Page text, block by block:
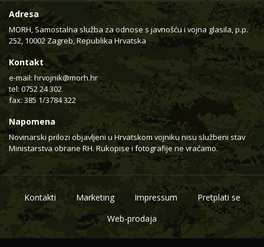
Adresa
MORH, Samostalna služba za odnose s javnošću i vojna glasila, p.p.
252, 10002 Zagreb, Republika Hrvatska
Kontakt
e-mail: hrvojnik@morh.hr
tel: 0752 24 302
fax: 385 1/3784 322
Napomena
Novinarski prilozi objavljeni u Hrvatskom vojniku nisu službeni stav
Ministarstva obrane RH. Rukopise i fotografije ne vraćamo.
Kontakti Marketing Impressum
Pretplati se
Web-prodaja